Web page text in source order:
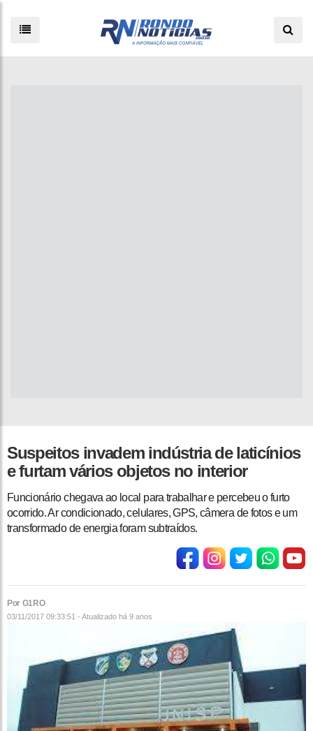
Suspeitos invadem indústria de laticínios
e furtam vários objetos no interior
Funcionário chegava ao local para trabalhar e percebeu o furto
ocorrido. Ar condicionado, celulares, GPS, câmera de fotos e um
transformado de energia foram subtraídos.
Por G1RO
03/11/2017 09:33:51 - Atualizado há 9 anos